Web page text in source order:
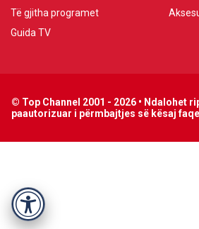
Accessibility
Të gjitha programet
Guida TV
© Top Channel 2001 - 2026 • Ndalohet
paautorizuar i përmbajtjes së kësaj